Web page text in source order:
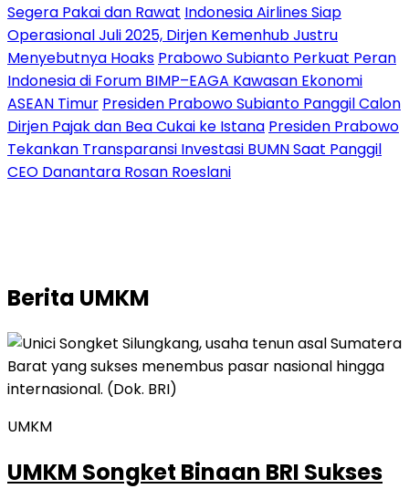
Segera Pakai dan Rawat Indonesia Airlines Siap
Operasional Juli 2025, Dirjen Kemenhub Justru
Menyebutnya Hoaks Prabowo Subianto Perkuat Peran
Indonesia di Forum BIMP–EAGA Kawasan Ekonomi
ASEAN Timur Presiden Prabowo Subianto Panggil Calon
Dirjen Pajak dan Bea Cukai ke Istana Presiden Prabowo
Tekankan Transparansi Investasi BUMN Saat Panggil
CEO Danantara Rosan Roeslani
Berita UMKM
UMKM
UMKM Songket Binaan BRI Sukses